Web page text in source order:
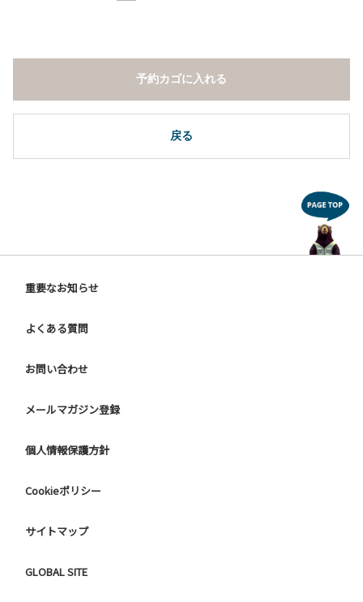
戻る
予約カゴに入れる
重要なお知らせ
よくある質問
お問い合わせ
メールマガジン登録
個人情報保護方針
Cookieポリシー
サイトマップ
GLOBAL SITE